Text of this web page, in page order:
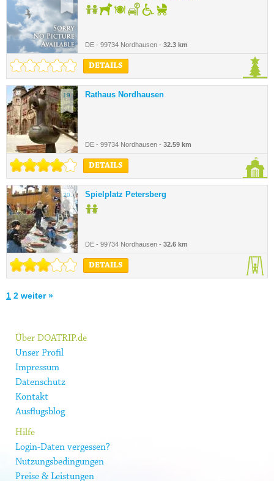
DE - 99734 Nordhausen - 32.3 km
DETAILS
19. Rathaus Nordhausen
DE - 99734 Nordhausen - 32.59 km
DETAILS
20. Spielplatz Petersberg
DE - 99734 Nordhausen - 32.6 km
DETAILS
1 2 weiter »
Über DOATRIP.de
Unser Profil
Impressum
Datenschutz
Kontakt
Ausflugsblog
Hilfe
Login-Daten vergessen?
Nutzungsbedingungen
Preise & Leistungen